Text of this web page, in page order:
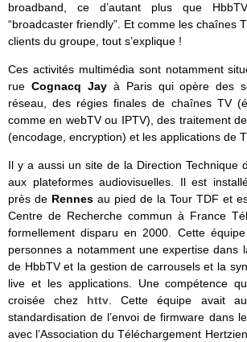
broadband, ce d’autant plus que
“broadcaster friendly”. Et comme les chaînes
clients du groupe, tout s’explique !
Ces activités multimédia sont notamment
rue Cognacq Jay à Paris qui opère des
réseau, des régies finales de chaînes TV
comme en webTV ou IPTV), des traitement
(encodage, encryption) et les applications de
Il y a aussi un site de la Direction Technique
aux plateformes audiovisuelles. Il est
près de Rennes au pied de la Tour TDF et
Centre de Recherche commun à France
formellement disparu en 2000. Cette
personnes a notamment une expertise dans
de HbbTV et la gestion de carrousels et la
live et les applications. Une compétence
croisée chez httv. Cette équipe avait
standardisation de l’envoi de firmware dans
avec l’Association du Téléchargement